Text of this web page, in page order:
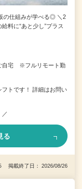
の仕組みが学べる◎ ＼2
料に“あと少し”プラス
自宅 ※フルリモート勤
トです！ 詳細はお問い
／
る
掲載終了日： 2026/08/26